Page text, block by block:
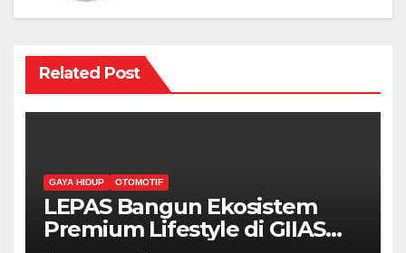
Related Post
GAYA HIDUP OTOMOTIF
LEPAS Bangun Ekosistem
Premium Lifestyle di GIIAS